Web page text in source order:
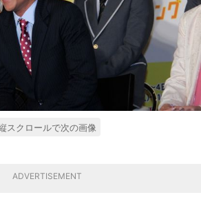
スクロールで次の画像
ADVERTISEMENT